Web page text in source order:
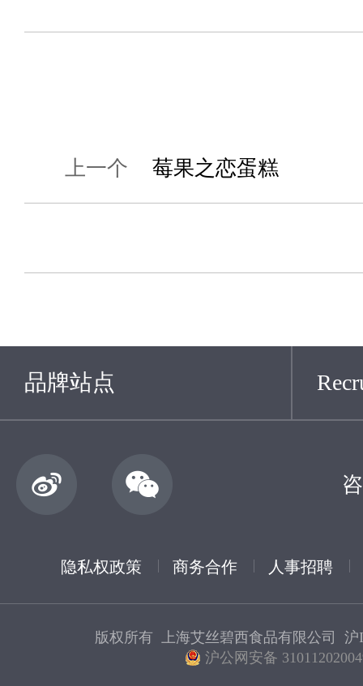
上一个 莓果之恋蛋糕
品牌站点
隐私权政策 商务合作 人事招聘
版权所有 上海艾丝碧西食品有限公司 沪
沪公网安备